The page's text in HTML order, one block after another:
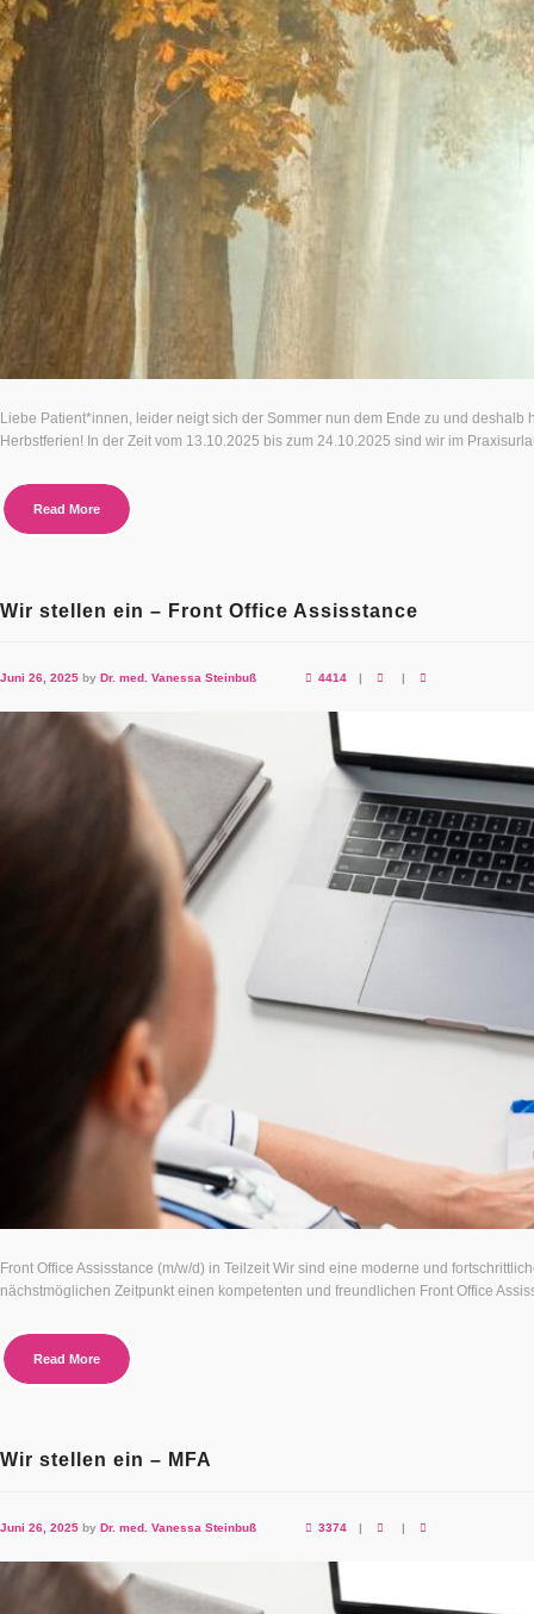
Liebe Patient*innen, leider neigt sich der Sommer nun dem Ende zu und deshalb
Herbstferien! In der Zeit vom 13.10.2025 bis zum 24.10.2025 sind wir im
Read More
Wir stellen ein – Front Office Assisstance
Juni 26, 2025 by Dr. med. Vanessa Steinbuß 4414
Front Office Assisstance (m/w/d) in Teilzeit Wir sind eine moderne und
nächstmöglichen Zeitpunkt einen kompetenten und freundlichen Front Office
Read More
Wir stellen ein – MFA
Juni 26, 2025 by Dr. med. Vanessa Steinbuß 3374